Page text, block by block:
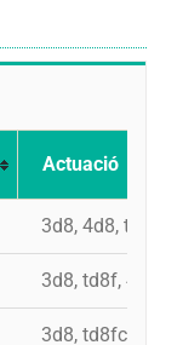
Actuació
3d8, 4d8, td8fc,
3d8, td8f, 4d8,
3d8, td8fc, 4d8,